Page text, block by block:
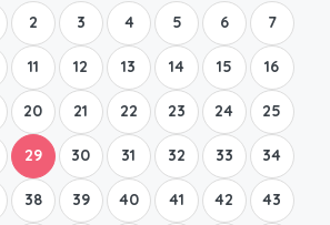
2 3 4 5 6 7
11 12 13 14 15 16
20 21 22 23 24 25
29 30 31 32 33 34
38 39 40 41 42 43